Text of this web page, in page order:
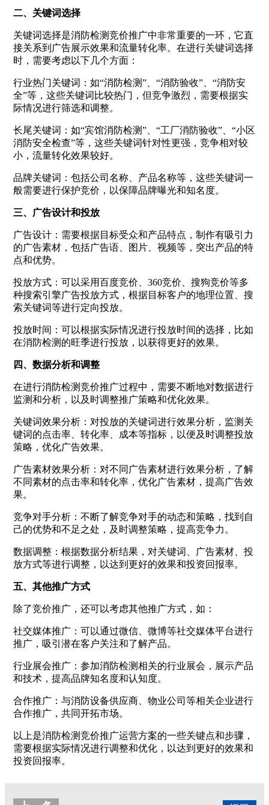
二、关键词选择
关键词选择是消防检测竞价推广中非常重要的一环，它直
接关系到广告展示效果和流量转化率。在进行关键词选择
时，需要考虑以下几个方面：
行业热门关键词：如“消防检测”、“消防验收”、“消防安
全”等，这些关键词比较热门，但竞争激烈，需要根据实
际情况进行筛选和调整。
长尾关键词：如“宾馆消防检测”、“工厂消防验收”、“小区
消防安全检查”等，这些关键词针对性更强，竞争相对较
小，流量转化效果较好。
品牌关键词：包括公司名称、产品名称等，这些关键词一
般需要进行保护竞价，以保障品牌曝光和知名度。
三、广告设计和投放
广告设计：需要根据目标受众和产品特点，制作有吸引力
的广告素材，包括广告语、图片、视频等，突出产品的特
点和优势。
投放方式：可以采用百度竞价、360竞价、搜狗竞价等多
种搜索引擎广告投放方式，根据目标客户的地理位置、搜
索关键词等进行定向投放。
投放时间：可以根据实际情况进行投放时间的选择，比如
在消防检测的旺季进行投放，以获得更好的效果。
四、数据分析和调整
在进行消防检测竞价推广过程中，需要不断地对数据进行
监测和分析，以及时调整推广策略和优化效果。
关键词效果分析：对投放的关键词进行效果分析，监测关
键词的点击率、转化率、成本等指标，以便及时调整投放
策略，优化广告效果。
广告素材效果分析：对不同广告素材进行效果分析，了解
不同素材的点击率和转化率，优化广告素材，提高广告效
果。
竞争对手分析：不断了解竞争对手的动态和策略，找到自
己的优势和不足之处，及时调整策略，提高竞争力。
数据调整：根据数据分析结果，对关键词、广告素材、投
放方式等进行调整，以达到更好的效果和投资回报率。
五、其他推广方式
除了竞价推广，还可以考虑其他推广方式，如：
社交媒体推广：可以通过微信、微博等社交媒体平台进行
推广，吸引潜在客户关注和了解产品。
行业展会推广：参加消防检测相关的行业展会，展示产品
和技术，提高品牌知名度和认知度。
合作推广：与消防设备供应商、物业公司等相关企业进行
合作推广，共同开拓市场。
以上是消防检测竞价推广运营方案的一些关键点和步骤，
需要根据实际情况进行调整和优化，以达到更好的效果和
投资回报率。